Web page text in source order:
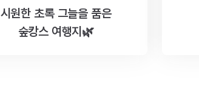
시원한 초록 그늘을 품은
숲캉스 여행지🌿